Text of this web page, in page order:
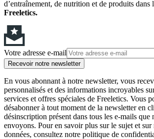
d’entraînement, de nutrition et de produits dans
Freeletics.
Votre adresse e-mail
Recevoir notre newsletter
En vous abonnant à notre newsletter, vous
personnalisés et des informations incroyables
services et offres spéciales de Freeletics. Vous
désabonner à tout moment de la newsletter en
désinscription présent dans tous les e-mails que
envoyons. Pour en savoir plus sur le sujet et
données, consultez notre politique de